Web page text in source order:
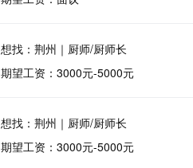
想找：荆州｜厨师/厨师长
期望工资：3000元-5000元
想找：荆州｜厨师/厨师长
期望工资：3000元-5000元